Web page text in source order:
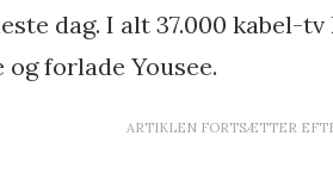
dag. I alt 37.000 kabel-
forlade Yousee.
ARTIKLEN FORTSÆTTER